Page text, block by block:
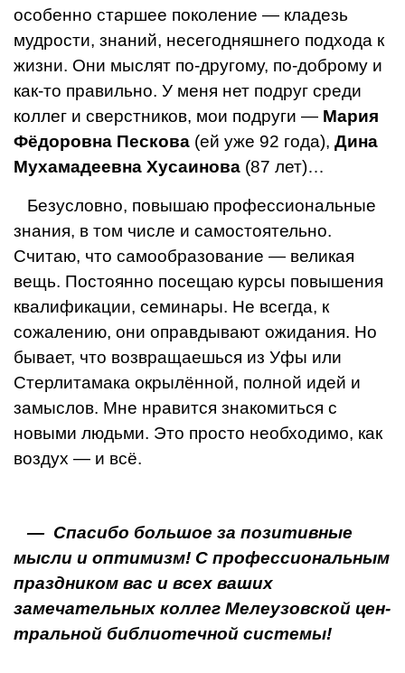
особенно старшее поколение — кла­дезь
мудрости, знаний, несегодняшнего подхода к
жиз­ни. Они мыслят по-другому, по-доброму и
как-то пра­вильно. У меня нет подруг среди
коллег и сверстников, мои подруги — Мария
Фёдоровна Пескова (ей уже 92 го­да), Дина
Мухамадеевна Хусаинова (87 лет)…
Безусловно, повышаю профессиональные
знания, в том числе и самостоятельно.
Считаю, что самообразова­ние — великая
вещь. Постоянно посещаю курсы повыше­ния
квалификации, семинары. Не всегда, к
сожалению, они оправдывают ожидания. Но
бывает, что возвраща­ешься из Уфы или
Стерлитамака окрылённой, полной идей и
замыслов. Мне нравится знакомиться с
новыми людьми. Это просто необходимо, как
воздух — и всё.
— Спасибо большое за позитивные
мысли и опти­мизм! С профессиональным
праздником вас и всех ваших
замечательных коллег Мелеузовской цен­
тральной библиотечной системы!